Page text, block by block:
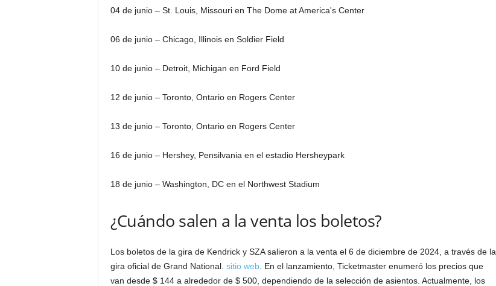
04 de junio – St. Louis, Missouri en The Dome at America's Center
06 de junio – Chicago, Illinois en Soldier Field
10 de junio – Detroit, Michigan en Ford Field
12 de junio – Toronto, Ontario en Rogers Center
13 de junio – Toronto, Ontario en Rogers Center
16 de junio – Hershey, Pensilvania en el estadio Hersheypark
18 de junio – Washington, DC en el Northwest Stadium
¿Cuándo salen a la venta los boletos?
Los boletos de la gira de Kendrick y SZA salieron a la venta el 6 de diciembre de 2024, a través de la
gira oficial de Grand National. sitio web. En el lanzamiento, Ticketmaster enumeró los precios que
van desde $ 144 a alrededor de $ 500, dependiendo de la selección de asientos. Actualmente, los